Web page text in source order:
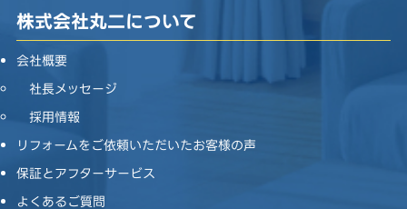
株式会社丸二について
会社概要
社長メッセージ
採用情報
リフォームをご依頼いただいたお客様の声
保証とアフターサービス
よくあるご質問